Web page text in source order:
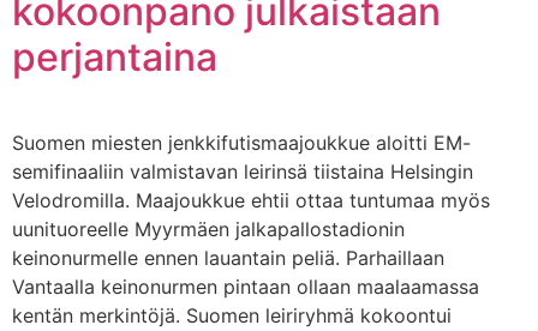
kokoonpano julkaistaan
perjantaina
Suomen miesten jenkkifutismaajoukkue aloitti EM-
semifinaaliin valmistavan leirinsä tiistaina Helsingin
Velodromilla. Maajoukkue ehtii ottaa tuntumaa myös
uunituoreelle Myyrmäen jalkapallostadionin
keinonurmelle ennen lauantain peliä. Parhaillaan
Vantaalla keinonurmen pintaan ollaan maalaamassa
kentän merkintöjä. Suomen leiriryhmä kokoontui